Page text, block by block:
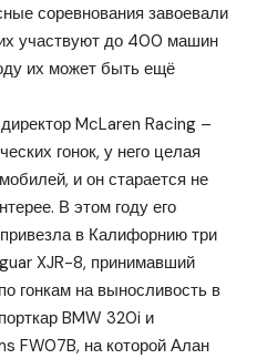
соревнования завоевали
участвуют до 400 машин
их может быть ещё
McLaren Racing –
гонок, у него целая
и он старается не
В этом году его
в Калифорнию три
XJR-8, принимавший
гонкам на выносливость в
BMW 320i и
FW07B, на которой Алан